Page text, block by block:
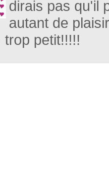
dirais pas qu'il
autant de
trop petit!!!!!